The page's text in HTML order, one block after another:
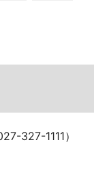
327-1111）